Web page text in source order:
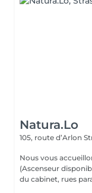
Natura.Lo
105, route d’Arlon
Nous vous
(Ascenseur disponible) (Possibilité de vous garer aux
du cabinet, rues